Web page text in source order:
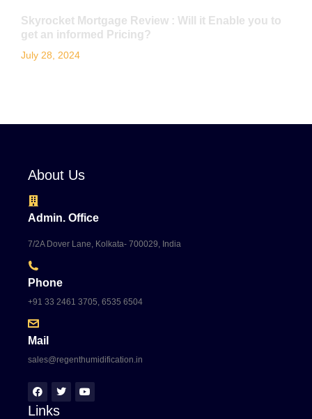
Skyrocket Mortgage Review : Will it Enable you to
get an informed Pricing?
July 28, 2024
About Us
Admin. Office
7/2A Dover Lane, Kolkata- 700029, India
Phone
+91 33 2461 3705, 6535 6504
Mail
sales@regenthumidification.in
Links